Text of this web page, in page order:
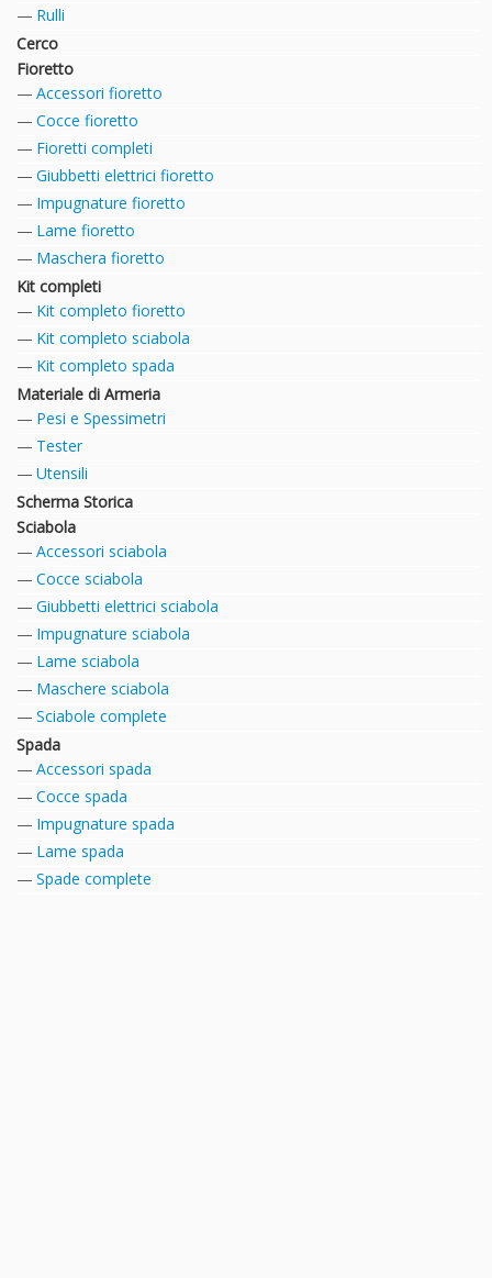
Rulli
Cerco
Fioretto
Accessori fioretto
Cocce fioretto
Fioretti completi
Giubbetti elettrici fioretto
Impugnature fioretto
Lame fioretto
Maschera fioretto
Kit completi
Kit completo fioretto
Kit completo sciabola
Kit completo spada
Materiale di Armeria
Pesi e Spessimetri
Tester
Utensili
Scherma Storica
Sciabola
Accessori sciabola
Cocce sciabola
Giubbetti elettrici sciabola
Impugnature sciabola
Lame sciabola
Maschere sciabola
Sciabole complete
Spada
Accessori spada
Cocce spada
Impugnature spada
Lame spada
Spade complete